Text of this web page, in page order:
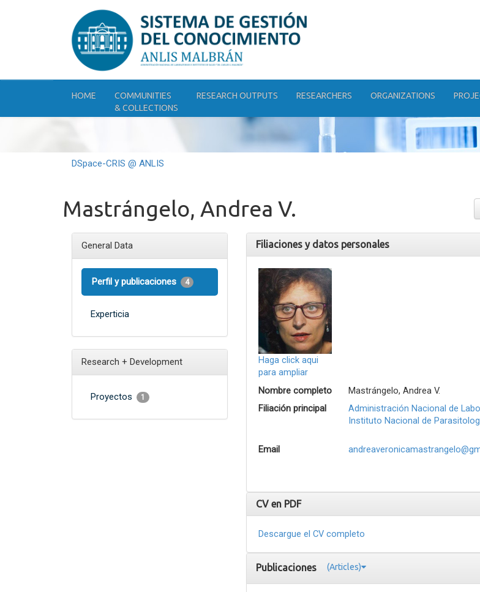
HOME
COMMUNITIES
& COLLECTIONS
RESEARCH OUTPUTS RESEARCHERS ORGANIZATIONS
DSpace-CRIS @ ANLIS
Mastrángelo, Andrea V.
General Data
Perfil y publicaciones 4
Experticia
Research + Development
Proyectos 1
Filiaciones y datos personales
Haga click aqui
para ampliar
Nombre completo
Mastrángelo, Andrea V.
Filiación principal
Administración Nacional de
Instituto Nacional de
Email
CV en PDF
Descargue el CV completo
Publicaciones (Articles)